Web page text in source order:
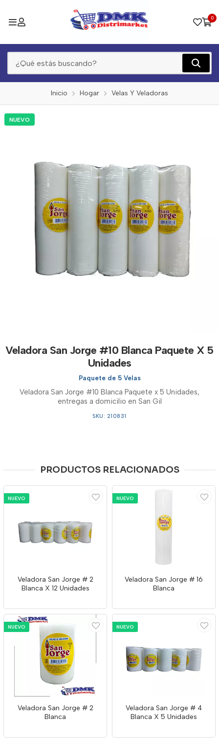
0
Inicio Hogar Velas Y Veladoras
NUEVO
Veladora San Jorge #10 Blanca Paquete X 5
Unidades
Paquete de 5 Velas
Veladora San Jorge #10 Blanca Paquete x 5 Unidades,
entregas a domicilio en San Gil
SKU: 210831
PRODUCTOS RELACIONADOS
NUEVO
Veladora San Jorge # 2
Blanca X 12 Unidades
NUEVO
Veladora San Jorge # 16
Blanca
NUEVO
Veladora San Jorge # 2
Blanca
NUEVO
Veladora San Jorge # 4
Blanca X 5 Unidades